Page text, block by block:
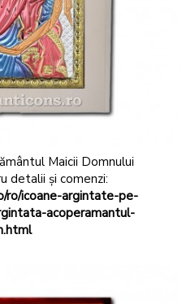
Maicii Domnului
detalii și comenzi:
ro/icoane-argintate-pe-
acoperamantul-